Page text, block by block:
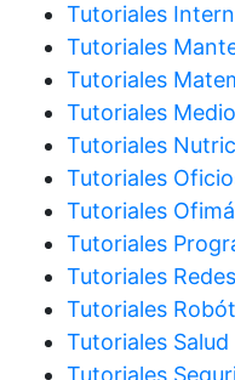
Tutoriales
Tutoriales
Tutoriales
Tutoriales
Tutoriales
Tutoriales
Tutoriales
Tutoriales
Tutoriales
Tutoriales
Tutoriales Salud
Tutoriales